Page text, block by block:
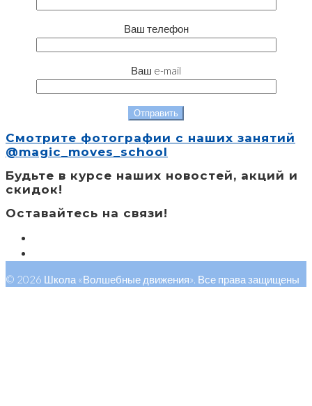
Ваш телефон
Ваш e-mail
Смотрите фотографии с наших занятий
@magic_moves_school
Будьте в курсе наших новостей, акций и
скидок!
Оставайтесь на связи!
© 2026 Школа «Волшебные движения». Все права защищены